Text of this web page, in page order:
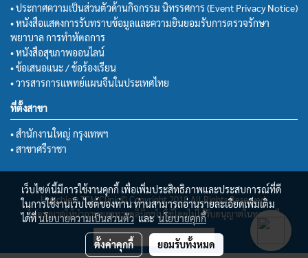
• ประกาศความเป็นส่วนตัวด้านกิจกรรม นิทรรศการ (Event Privacy Notice)
• หนังสือแสดงการรับทราบข้อมูลและความยินยอมรับการตรวจรักษา
พยาบาล การทำหัตถการ
• หนังสือสุขภาพออนไลน์
• ข้อเสนอแนะ / ข้อร้องเรียน
• วารสารการแพทย์แผนจีนในประเทศไทย
ที่ตั้งสาขา
• สำนักงานใหญ่ กรุงเทพฯ
• สาขาศรีราชา
Huachiew TCM Clinic© Copyright 2018 All Rights Reserved.
ไม่อนุญาตให้นำภาพของทางคลินิกฯไปใช้โดยไม่ได้รับอนุญาตในทุกกรณี
ผู้เข้าชมวันนี้ 14,097
เว็บไซต์นี้มีการใช้งานคุกกี้ เพื่อเพิ่มประสิทธิภาพและประสบการณ์ที่ดี
ในการใช้งานเว็บไซต์ของท่าน ท่านสามารถอ่านรายละเอียดเพิ่มเติม
ได้ที่นโยบายความเป็นส่วนตัวและนโยบายคุกกี้
ตั้งค่าคุกกี้ ยอมรับทั้งหมด